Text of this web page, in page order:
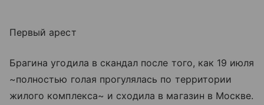
Первый арест
Брагина угодила в скандал после того, как 19 июля
~полностью голая прогулялась по территории
жилого комплекса~ и сходила в магазин в Москве.